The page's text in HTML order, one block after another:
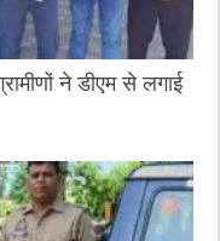
ने डीएम से लगाई